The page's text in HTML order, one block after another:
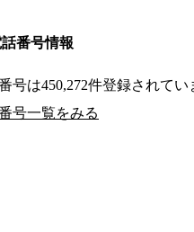
番号情報
号は450,272件登録されてい
号一覧をみる